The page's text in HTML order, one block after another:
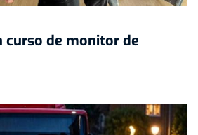
curso de monitor de